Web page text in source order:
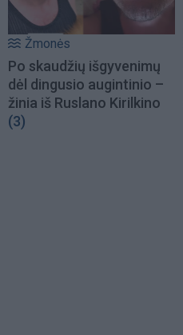
Žmonės
Po skaudžių išgyvenimų
dėl dingusio augintinio –
žinia iš Ruslano Kirilkino
(3)